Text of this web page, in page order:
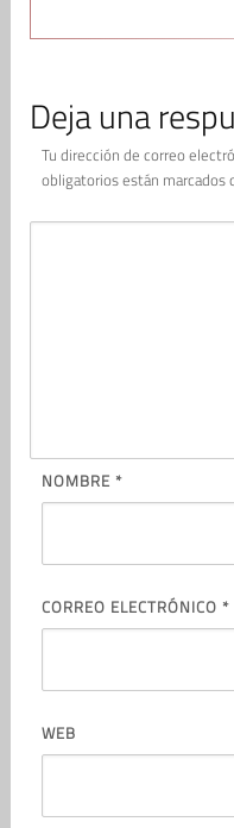
Deja una
Tu dirección de correo
obligatorios están marcados
NOMBRE *
CORREO ELECTRÓNICO *
WEB